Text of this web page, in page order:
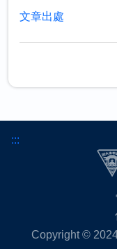
文章出處
:::
Copyright ©